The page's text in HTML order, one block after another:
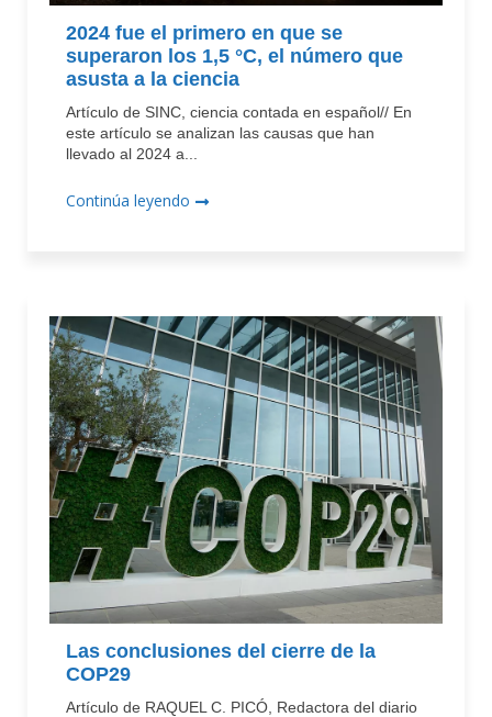
2024 fue el primero en que se
superaron los 1,5 °C, el número que
asusta a la ciencia
Artículo de SINC, ciencia contada en español// En
este artículo se analizan las causas que han
llevado al 2024 a...
Continúa leyendo
Las conclusiones del cierre de la
COP29
Artículo de RAQUEL C. PICÓ, Redactora del diario